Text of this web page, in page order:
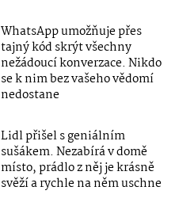
WhatsApp umožňuje přes
tajný kód skrýt všechny
nežádoucí konverzace. Nikdo
se k nim bez vašeho vědomí
nedostane
Lidl přišel s geniálním
sušákem. Nezabírá v domě
místo, prádlo z něj je krásně
svěží a rychle na něm uschne